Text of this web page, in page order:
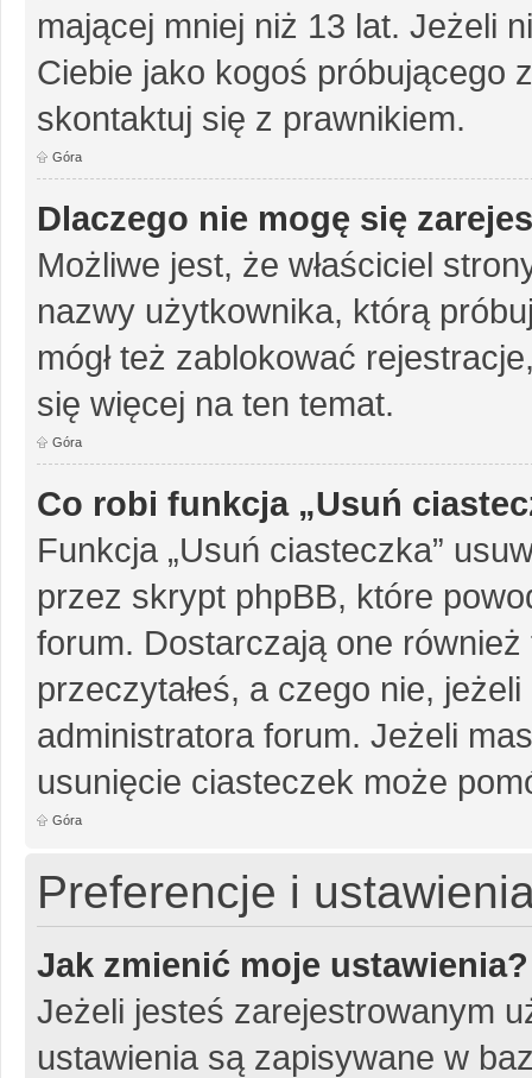
mającej mniej niż 13 lat. Jeżeli
Ciebie jako kogoś próbującego
skontaktuj się z prawnikiem.
Góra
Dlaczego nie mogę się
Możliwe jest, że właściciel
nazwy użytkownika, którą
mógł też zablokować
się więcej na ten temat.
Góra
Co robi funkcja „Usuń
Funkcja „Usuń ciasteczka”
przez skrypt phpBB, które
forum. Dostarczają one
przeczytałeś, a czego nie,
administratora forum. Jeżeli
usunięcie ciasteczek może
Góra
Preferencje i
Jak zmienić moje ustawienia?
Jeżeli jesteś zarejestrowanym
ustawienia są zapisywane w